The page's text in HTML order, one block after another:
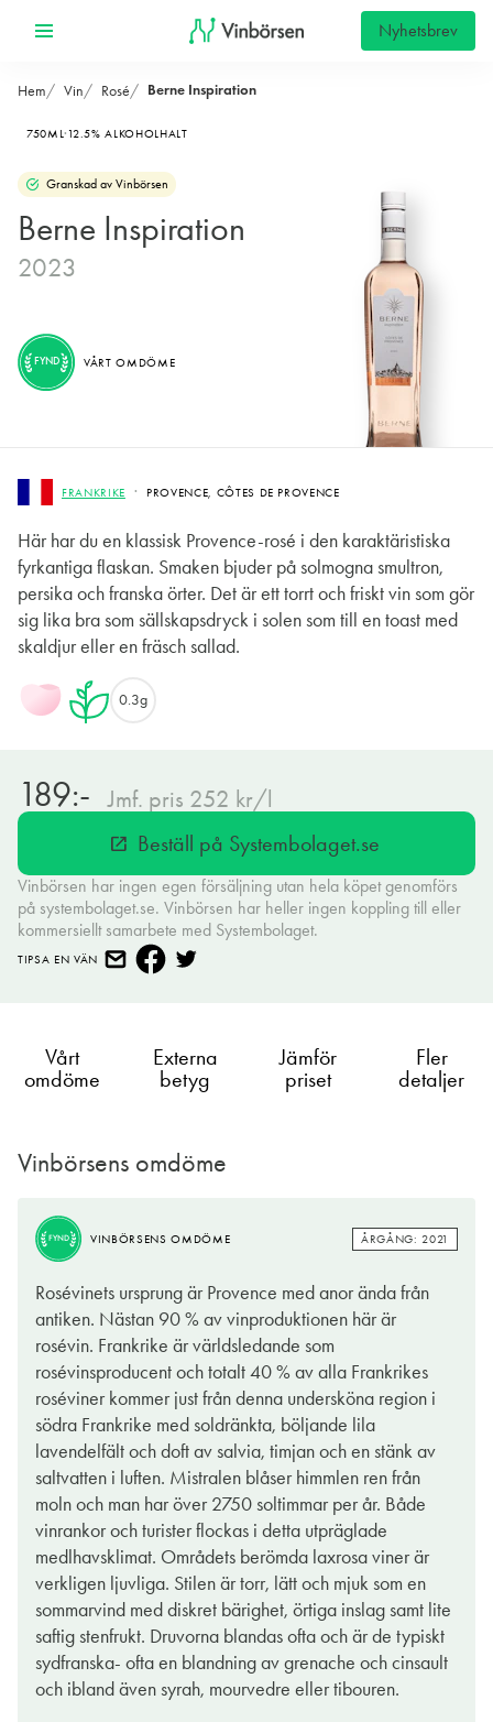
Nyhetsbrev
Hem Vin Rosé Berne Inspiration
750ML 12.5% ALKOHOLHALT
Granskad av Vinbörsen
Berne Inspiration
2023
FRANKRIKE PROVENCE, CÔTES DE PROVENCE
Här har du en klassisk Provence-rosé i den karaktäristiska
fyrkantiga flaskan. Smaken bjuder på solmogna smultron,
persika och franska örter. Det är ett torrt och friskt vin som gör
sig lika bra som sällskapsdryck i solen som till en toast med
skaldjur eller en fräsch sallad.
FYND VÅRT OMDÖME
0.3g
189:- Jmf. pris 252 kr/l
open_in_new Beställ på Systembolaget.se
Vinbörsen har ingen egen försäljning utan hela köpet genomförs
på systembolaget.se. Vinbörsen har heller ingen koppling till eller
kommersiellt samarbete med Systembolaget.
TIPSA EN VÄN
Vårt
omdöme
Externa
betyg
Jämför
priset
Fler
detaljer
Vinbörsens omdöme
FYND VINBÖRSENS OMDÖME ÅRGÅNG: 2021
Rosévinets ursprung är Provence med anor ända från
antiken. Nästan 90 % av vinproduktionen här är
rosévin. Frankrike är världsledande som
rosévinsproducent och totalt 40 % av alla Frankrikes
roséviner kommer just från denna undersköna region i
södra Frankrike med soldränkta, böljande lila
lavendelfält och doft av salvia, timjan och en stänk av
saltvatten i luften. Mistralen blåser himmlen ren från
moln och man har över 2750 soltimmar per år. Både
vinrankor och turister flockas i detta utpräglade
medlhavsklimat. Områdets berömda laxrosa viner är
verkligen ljuvliga. Stilen är torr, lätt och mjuk som en
sommarvind med diskret bärighet, örtiga inslag samt lite
saftig stenfrukt. Druvorna blandas ofta och är de typiskt
sydfranska- ofta en blandning av grenache och cinsault
och ibland även syrah, mourvedre eller tibouren.
BRA
KÖP
VINBÖRSENS OMDÖME
uppenbarligen många – men den här karaktäristiskt fyrkantiga
flaskan sållar sig till gänget med högre kvalitet.
Château de Berne är en av de största producenterna i
Provence och utöver vinproduktion lägger de mycket fokus på
upplevelsen kring vinet. Känner du dig tät kan du nämligen
göra ett besök på deras lyxhotell, spa och stjärnkrog som
etablerats på själva Château de Berne.
Men åter till de rosa dropparna. Att stoppa nosen i det här
glaset är som att dofta på en sommarskål fylld med solmogna
röda bär och försommarens ätbara blomster; här trängs
smultron, solmogna hallon, jordgubbar och lavendel. Smaken
är balanserad och bjuder på en lika bärig kompott tillsammans
med nyklyftad persika och en örtig avslutning och lite rivet
citronskal och blodgrape. Ett utmärkt rosévin att korka upp som